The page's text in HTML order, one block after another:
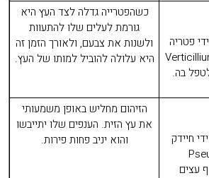
פטריה
בה.
כשהפטרייה גדלה לצד העץ היא
גורמת לעלים שלו להתעוות
ולשנות את צבעם, ולאורך הזמן זה
היא עלולה להוביל למותו של העץ.
חיידק
עצים
הזיהום מחליש באופן משמעותי
את עץ הזית. הענפים שלו יתייבשו
והוא יניב פחות פירות.